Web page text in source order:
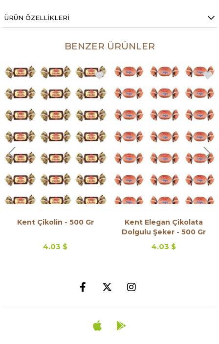
ÜRÜN ÖZELLIKLERI
BENZER ÜRÜNLER
Kent Çikolin - 500 Gr
4.03 $
Kent Elegan Çikolata
Dolgulu Şeker - 500 Gr
4.03 $